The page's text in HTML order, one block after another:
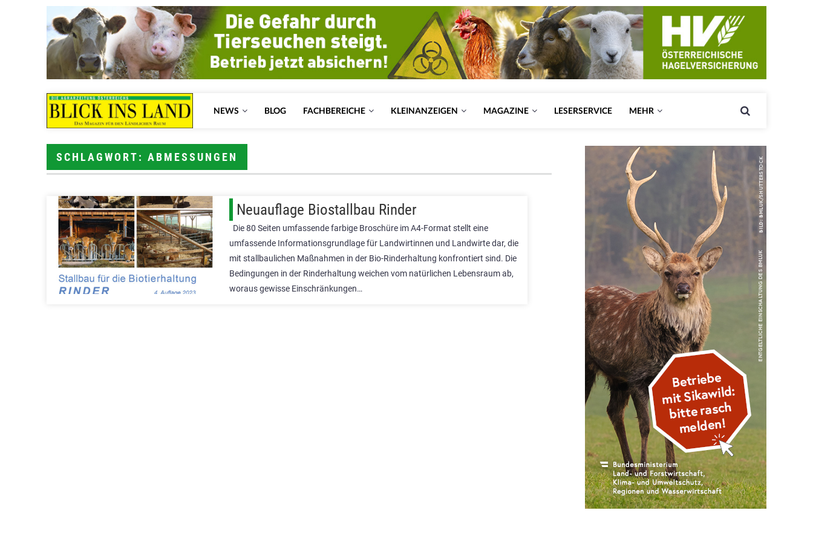
NEWS BLOG FACHBEREICHE KLEINANZEIGEN MAGAZINE LESERSERVICE MEHR
SCHLAGWORT: ABMESSUNGEN
Neuauflage Biostallbau Rinder
Die 80 Seiten umfassende farbige Broschüre im A4-Format stellt eine
umfassende Informationsgrundlage für Landwirtinnen und Landwirte dar, die
mit stallbaulichen Maßnahmen in der Bio-Rinderhaltung konfrontiert sind. Die
Bedingungen in der Rinderhaltung weichen vom natürlichen Lebensraum ab,
woraus gewisse Einschränkungen…